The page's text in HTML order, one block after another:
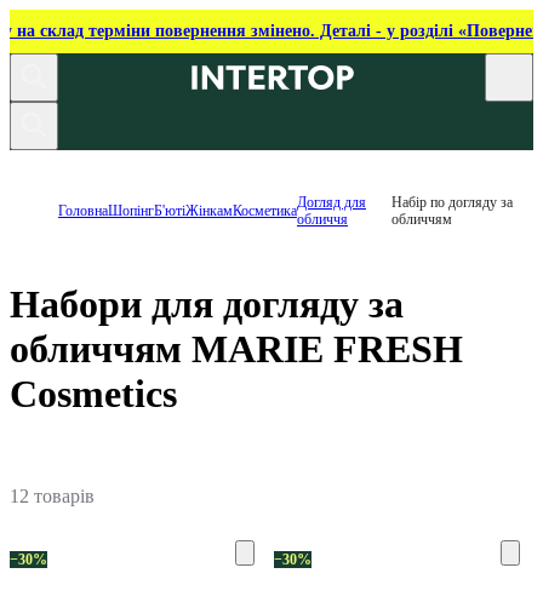
на склад терміни повернення змінено. Деталі - у розділі
ГоловнаШопінгБ'ютіЖінкамКосметикаДогляд для
обличчя
Набір по догляду за
обличчям
Набори для догляду за
обличчям MARIE FRESH
Cosmetics
12 товарів
−30% −30%